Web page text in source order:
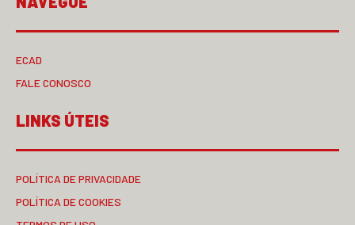
ECAD
FALE CONOSCO
LINKS ÚTEIS
POLÍTICA DE PRIVACIDADE
POLÍTICA DE COOKIES